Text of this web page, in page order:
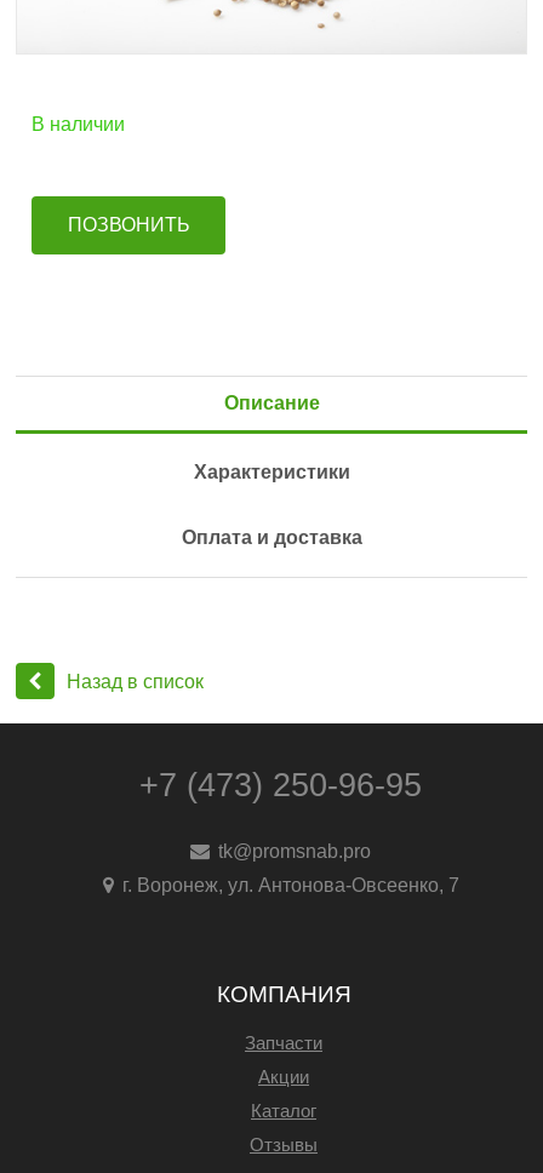
В наличии
ПОЗВОНИТЬ
Описание
Характеристики
Оплата и доставка
Назад в список
+7 (473) 250-96-95
tk@promsnab.pro
г. Воронеж, ул. Антонова-Овсеенко, 7
КОМПАНИЯ
Запчасти
Акции
Каталог
Отзывы